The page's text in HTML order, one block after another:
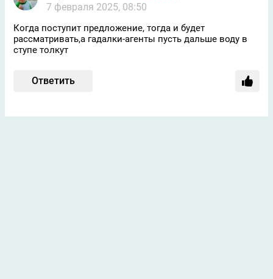
7 февраля 2025, 08:50
Когда поступит предложение, тогда и будет
рассматривать,а гадалки-агенты пусть дальше воду в
ступе толкут
Ответить